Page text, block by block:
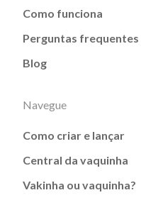
Como funciona
Perguntas frequentes
Blog
Navegue
Como criar e lançar
Central da vaquinha
Vakinha ou vaquinha?